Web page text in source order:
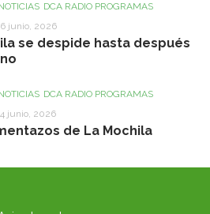
DCA RADIO PROGRAMAS
junio, 2026
se despide hasta después
DCA RADIO PROGRAMAS
junio, 2026
de La Mochila